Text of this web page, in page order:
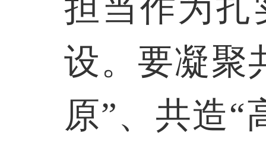
担当作为扎
设。要凝聚
原”、共造“